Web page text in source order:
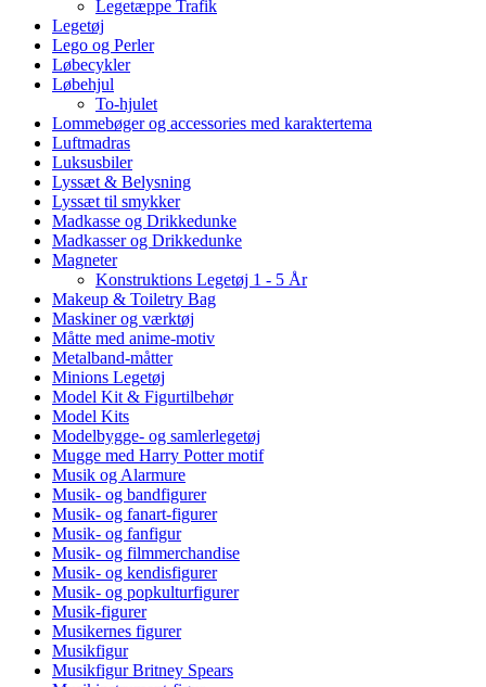
Legetæppe Trafik
Legetøj
Lego og Perler
Løbecykler
Løbehjul
To-hjulet
Lommebøger og accessories med karaktertema
Luftmadras
Luksusbiler
Lyssæt & Belysning
Lyssæt til smykker
Madkasse og Drikkedunke
Madkasser og Drikkedunke
Magneter
Konstruktions Legetøj 1 - 5 År
Makeup & Toiletry Bag
Maskiner og værktøj
Måtte med anime-motiv
Metalband-måtter
Minions Legetøj
Model Kit & Figurtilbehør
Model Kits
Modelbygge- og samlerlegetøj
Mugge med Harry Potter motif
Musik og Alarmure
Musik- og bandfigurer
Musik- og fanart-figurer
Musik- og fanfigur
Musik- og filmmerchandise
Musik- og kendisfigurer
Musik- og popkulturfigurer
Musik-figurer
Musikernes figurer
Musikfigur
Musikfigur Britney Spears